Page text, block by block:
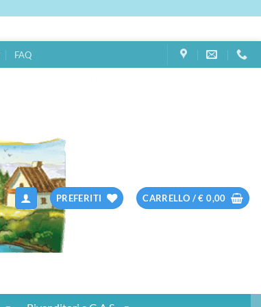
FAQ
PREFERITI CARRELLO /€ 0,00